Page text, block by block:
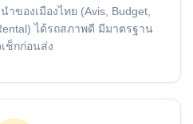
ของเมืองไทย (Avis, Budget,
ได้รถสภาพดี มีมาตรฐาน
ช็กก่อนส่ง